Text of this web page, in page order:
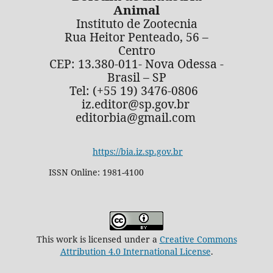
Animal
Instituto de Zootecnia
Rua Heitor Penteado, 56 –
Centro
CEP: 13.380-011- Nova Odessa -
Brasil – SP
Tel: (+55 19) 3476-0806
iz.editor@sp.gov.br
editorbia@gmail.com
https://bia.iz.sp.gov.br
ISSN Online: 1981-4100
This work is licensed under a Creative Commons
Attribution 4.0 International License.